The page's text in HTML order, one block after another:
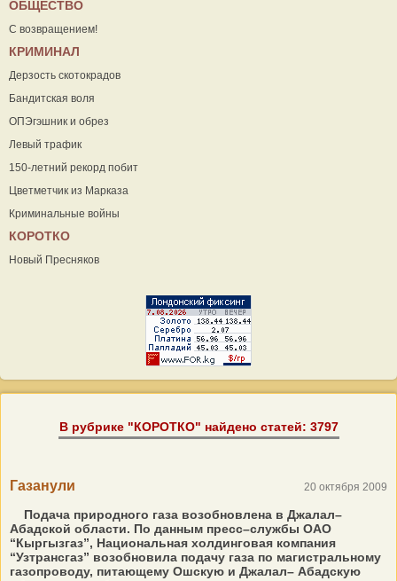
ОБЩЕСТВО
С возвращением!
КРИМИНАЛ
Дерзость скотокрадов
Бандитская воля
ОПЭгэшник и обрез
Левый трафик
150-летний рекорд побит
Цветметчик из Марказа
Криминальные войны
КОРОТКО
Новый Пресняков
В рубрике "КОРОТКО" найдено статей: 3797
Газанули 20 октября 2009
Подача природного газа возобновлена в Джалал–
Абадской области. По данным пресс–службы ОАО
“Кыргызгаз”, Национальная холдинговая компания
“Узтрансгаз” возобновила подачу газа по магистральному
газопроводу, питающему Ошскую и Джалал– Абадскую